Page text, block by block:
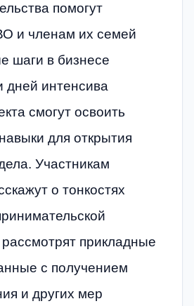
помогут
и членам их семей
шаги в бизнесе
дней интенсива
смогут освоить
для открытия
Участникам
о тонкостях
прикладные
с получением
и других мер